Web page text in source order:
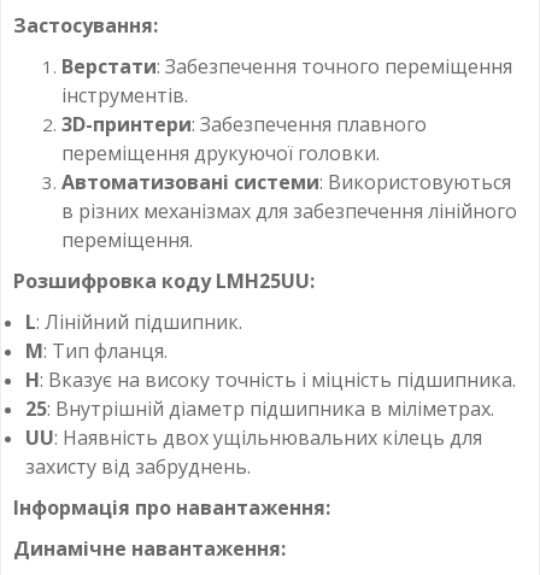
Застосування:
Верстати: Забезпечення точного переміщення
інструментів.
3D-принтери: Забезпечення плавного
переміщення друкуючої головки.
Автоматизовані системи: Використовуються
в різних механізмах для забезпечення лінійного
переміщення.
Розшифровка коду LMH25UU:
L: Лінійний підшипник.
M: Тип фланця.
H: Вказує на високу точність і міцність підшипника.
25: Внутрішній діаметр підшипника в міліметрах.
UU: Наявність двох ущільнювальних кілець для
захисту від забруднень.
Інформація про навантаження:
Динамічне навантаження: